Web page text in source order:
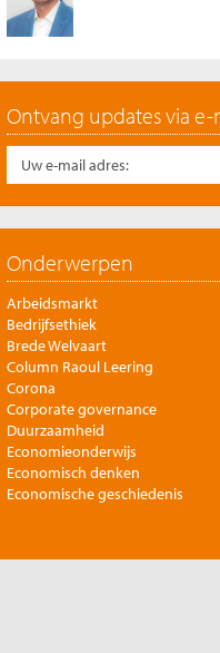
Ontvang updates via e-
Onderwerpen
Arbeidsmarkt
Bedrijfsethiek
Brede Welvaart
Column Raoul Leering
Corona
Corporate governance
Duurzaamheid
Economieonderwijs
Economisch denken
Economische geschiedenis
Filosofie en economie